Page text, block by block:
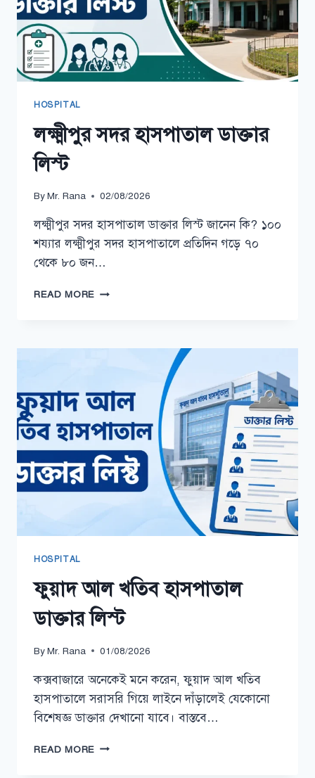
HOSPITAL
লক্ষ্মীপুর সদর হাসপাতাল ডাক্তার
লিস্ট
ByMr. Rana 02/08/2026
লক্ষ্মীপুর সদর হাসপাতাল ডাক্তার লিস্ট জানেন কি? ১০০
শয্যার লক্ষ্মীপুর সদর হাসপাতালে প্রতিদিন গড়ে ৭০
থেকে ৮০ জন…
READ MORE লক্ষ্মীপুর
লিস্ট
HOSPITAL
ফুয়াদ আল খতিব হাসপাতাল
ডাক্তার লিস্ট
ByMr. Rana 01/08/2026
কক্সবাজারে অনেকেই মনে করেন, ফুয়াদ আল খতিব
হাসপাতালে সরাসরি গিয়ে লাইনে দাঁড়ালেই যেকোনো
বিশেষজ্ঞ ডাক্তার দেখানো যাবে। বাস্তবে…
READ MORE ফুয়াদ